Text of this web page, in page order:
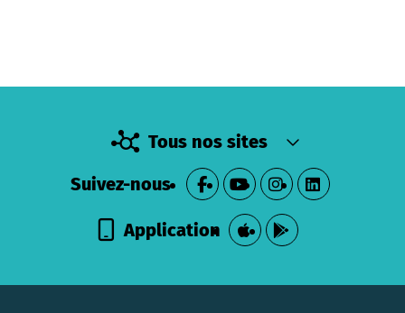
Tous nos sites
Suivez-nous
Application